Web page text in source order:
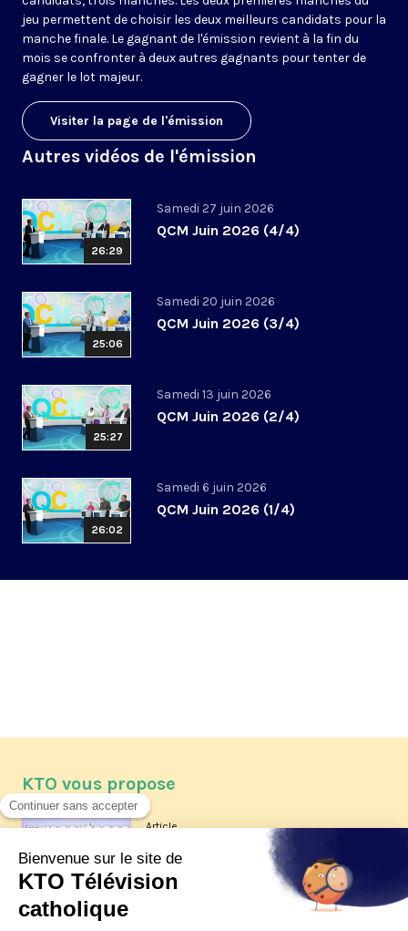
jeu permettent de choisir les deux meilleurs candidats pour la
manche finale. Le gagnant de l'émission revient à la fin du
mois se confronter à deux autres gagnants pour tenter de
gagner le lot majeur.
Visiter la page de l'émission
Autres vidéos de l'émission
26:29
Samedi 27 juin 2026
QCM Juin 2026 (4/4)
25:06
Samedi 20 juin 2026
QCM Juin 2026 (3/4)
25:27
Samedi 13 juin 2026
QCM Juin 2026 (2/4)
26:02
Samedi 6 juin 2026
QCM Juin 2026 (1/4)
KTO vous propose
Article
Les reportages d'été 2026 de KTO